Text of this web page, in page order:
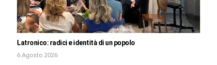
Latronico: radici e identità di un popolo
6 Agosto 2026